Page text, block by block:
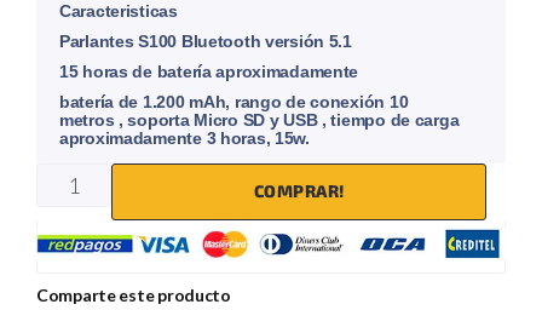
Caracteristicas
Parlantes S100 Bluetooth versión 5.1
15 horas de batería aproximadamente
batería de 1.200 mAh, rango de conexión 10
metros , soporta Micro SD y USB , tiempo de carga
aproximadamente 3 horas, 15w.
COMPRAR!
Comparte este producto